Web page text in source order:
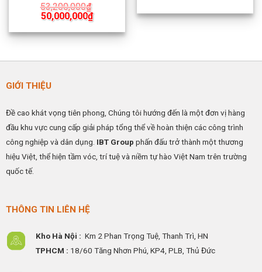
53,200,000₫
Giá
gốc
là:
50,000,000₫Giá
hiện
tại
GIỚI THIỆU
Đề cao khát vọng tiên phong, Chúng tôi hướng đến là một đơn vị hàng
đầu khu vực cung cấp giải pháp tổng thể về hoàn thiện các công trình
công nghiệp và dân dụng. IBT Group phấn đấu trở thành một thương
hiệu Việt, thể hiện tầm vóc, trí tuệ và niềm tự hào Việt Nam trên trường
quốc tế.
THÔNG TIN LIÊN HỆ
Kho Hà Nội : Km 2 Phan Trọng Tuệ, Thanh Trì, HN
TPHCM : 18/60 Tăng Nhơn Phú, KP4, PLB, Thủ Đức